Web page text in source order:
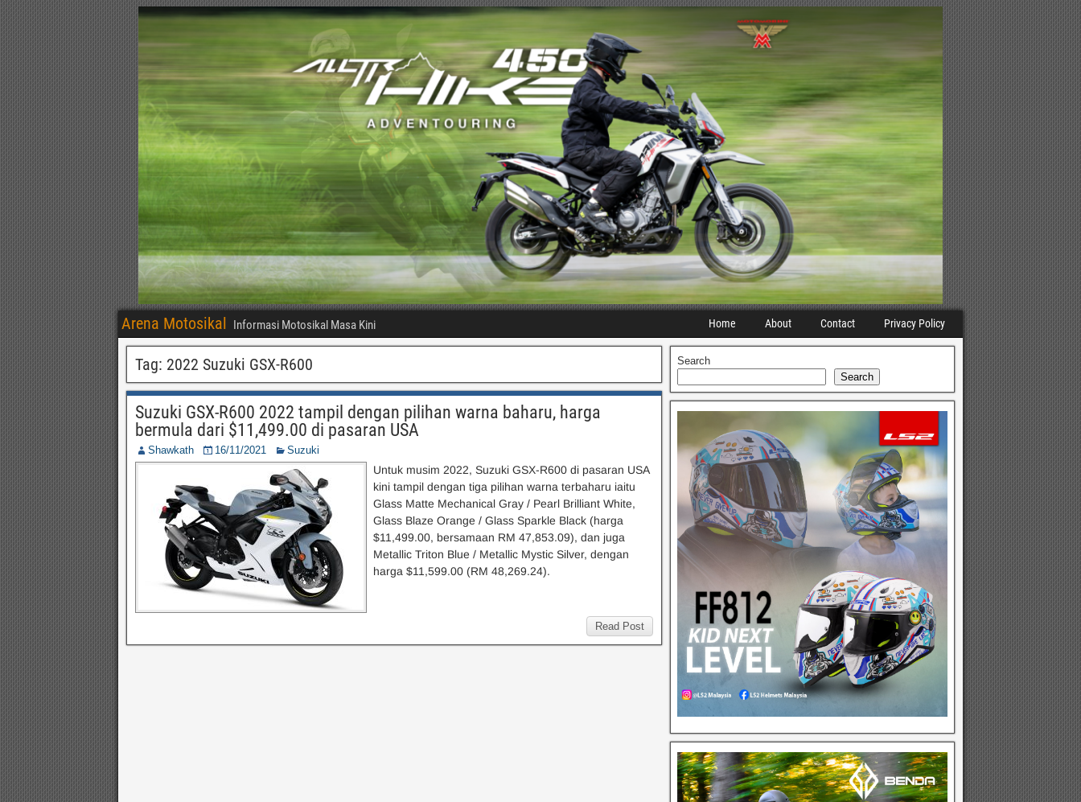
Arena Motosikal Informasi Motosikal Masa Kini Home About Contact Privacy Policy
Tag: 2022 Suzuki GSX-R600
Suzuki GSX-R600 2022 tampil dengan pilihan warna baharu, harga
bermula dari $11,499.00 di pasaran USA
Shawkath 16/11/2021 Suzuki
Untuk musim 2022, Suzuki GSX-R600 di pasaran USA
kini tampil dengan tiga pilihan warna terbaharu iaitu
Glass Matte Mechanical Gray / Pearl Brilliant White,
Glass Blaze Orange / Glass Sparkle Black (harga
$11,499.00, bersamaan RM 47,853.09), dan juga
Metallic Triton Blue / Metallic Mystic Silver, dengan
harga $11,599.00 (RM 48,269.24).
Read Post
Search
Search